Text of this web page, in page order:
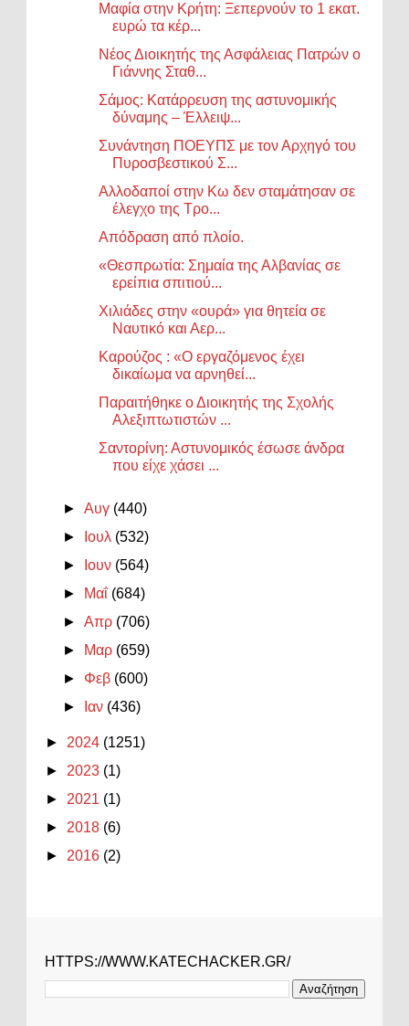
Μαφία στην Κρήτη: Ξεπερνούν το 1 εκατ.
ευρώ τα κέρ...
Νέος Διοικητής της Ασφάλειας Πατρών ο
Γιάννης Σταθ...
Σάμος: Κατάρρευση της αστυνομικής
δύναμης – Έλλειψ...
Συνάντηση ΠΟΕΥΠΣ με τον Αρχηγό του
Πυροσβεστικού Σ...
Aλλοδαποί στην Κω δεν σταμάτησαν σε
έλεγχο της Τρο...
Απόδραση από πλοίο.
«Θεσπρωτία: Σημαία της Αλβανίας σε
ερείπια σπιτιού...
Χιλιάδες στην «ουρά» για θητεία σε
Ναυτικό και Αερ...
Καρούζος : «Ο εργαζόμενος έχει
δικαίωμα να αρνηθεί...
Παραιτήθηκε ο Διοικητής της Σχολής
Αλεξιπτωτιστών ...
Σαντορίνη: Αστυνομικός έσωσε άνδρα
που είχε χάσει ...
►Αυγ (440)
►
Ιουλ (532)
►
Ιουν (564)
►
Μαΐ (684)
►Απρ (706)
►
Μαρ (659)
► Φεβ (600)
►
Ιαν (436)
► 2024 (1251)
► 2023 (1)
► 2021 (1)
► 2018 (6)
► 2016 (2)
HTTPS://WWW.KATECHACKER.GR/